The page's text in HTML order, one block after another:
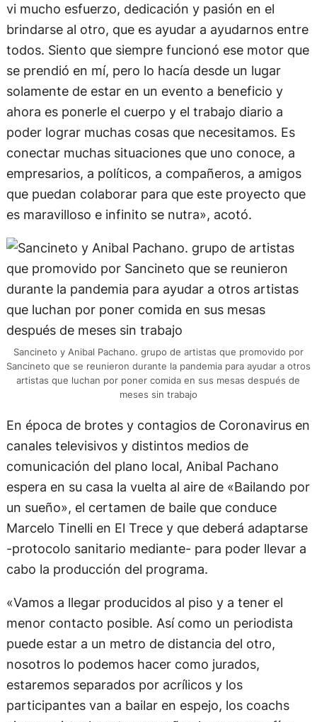
vi mucho esfuerzo, dedicación y pasión en el
brindarse al otro, que es ayudar a ayudarnos entre
todos. Siento que siempre funcionó ese motor que
se prendió en mí, pero lo hacía desde un lugar
solamente de estar en un evento a beneficio y
ahora es ponerle el cuerpo y el trabajo diario a
poder lograr muchas cosas que necesitamos. Es
conectar muchas situaciones que uno conoce, a
empresarios, a políticos, a compañeros, a amigos
que puedan colaborar para que este proyecto que
es maravilloso e infinito se nutra», acotó.
Sancineto y Anibal Pachano. grupo de artistas que promovido por
Sancineto que se reunieron durante la pandemia para ayudar a otros
artistas que luchan por poner comida en sus mesas después de
meses sin trabajo
En época de brotes y contagios de Coronavirus en
canales televisivos y distintos medios de
comunicación del plano local, Anibal Pachano
espera en su casa la vuelta al aire de «Bailando por
un sueño», el certamen de baile que conduce
Marcelo Tinelli en El Trece y que deberá adaptarse
-protocolo sanitario mediante- para poder llevar a
cabo la producción del programa.
«Vamos a llegar producidos al piso y a tener el
menor contacto posible. Así como un periodista
puede estar a un metro de distancia del otro,
nosotros lo podemos hacer como jurados,
estaremos separados por acrílicos y los
participantes van a bailar en espejo, los coachs